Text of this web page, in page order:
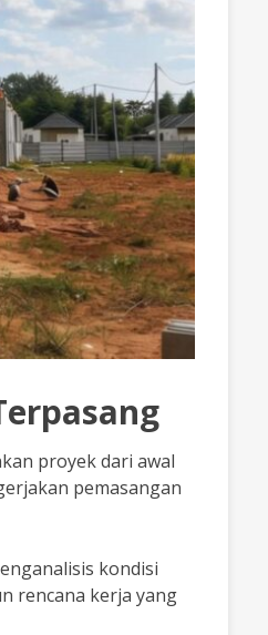
proyek dari awal
pemasangan
kondisi
rencana kerja yang